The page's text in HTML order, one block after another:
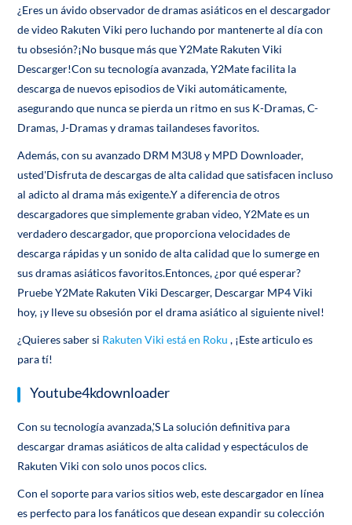
¿Eres un ávido observador de dramas asiáticos en el descargador
de video Rakuten Viki pero luchando por mantenerte al día con
tu obsesión?¡No busque más que Y2Mate Rakuten Viki
Descarger!Con su tecnología avanzada, Y2Mate facilita la
descarga de nuevos episodios de Viki automáticamente,
asegurando que nunca se pierda un ritmo en sus K-Dramas, C-
Dramas, J-Dramas y dramas tailandeses favoritos.
Además, con su avanzado DRM M3U8 y MPD Downloader,
usted'Disfruta de descargas de alta calidad que satisfacen incluso
al adicto al drama más exigente.Y a diferencia de otros
descargadores que simplemente graban video, Y2Mate es un
verdadero descargador, que proporciona velocidades de
descarga rápidas y un sonido de alta calidad que lo sumerge en
sus dramas asiáticos favoritos.Entonces, ¿por qué esperar?
Pruebe Y2Mate Rakuten Viki Descarger, Descargar MP4 Viki
hoy, ¡y lleve su obsesión por el drama asiático al siguiente nivel!
¿Quieres saber si Rakuten Viki está en Roku, ¡Este articulo es
para tí!
Youtube4kdownloader
Con su tecnología avanzada,'S La solución definitiva para
descargar dramas asiáticos de alta calidad y espectáculos de
Rakuten Viki con solo unos pocos clics.
Con el soporte para varios sitios web, este descargador en línea
es perfecto para los fanáticos que desean expandir su colección